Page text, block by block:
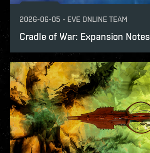
2026-06-05 - EVE ONLINE TEAM
Cradle of War: Expansion Notes